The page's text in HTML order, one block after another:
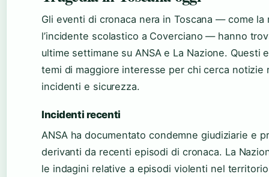
Gli eventi di cronaca nera in Toscana — come la
l’incidente scolastico a Coverciano — hanno
ultime settimane su ANSA e La Nazione. Questi
temi di maggiore interesse per chi cerca notizie
incidenti e sicurezza.
Incidenti recenti
ANSA ha documentato condemne giudiziarie e
derivanti da recenti episodi di cronaca. La
le indagini relative a episodi violenti nel